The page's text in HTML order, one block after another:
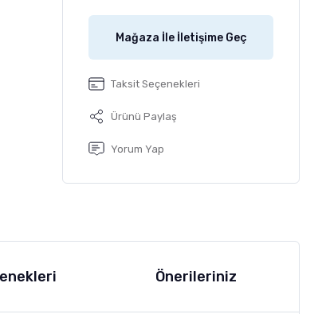
Mağaza İle İletişime Geç
Taksit Seçenekleri
Ürünü Paylaş
Yorum Yap
Önerileriniz